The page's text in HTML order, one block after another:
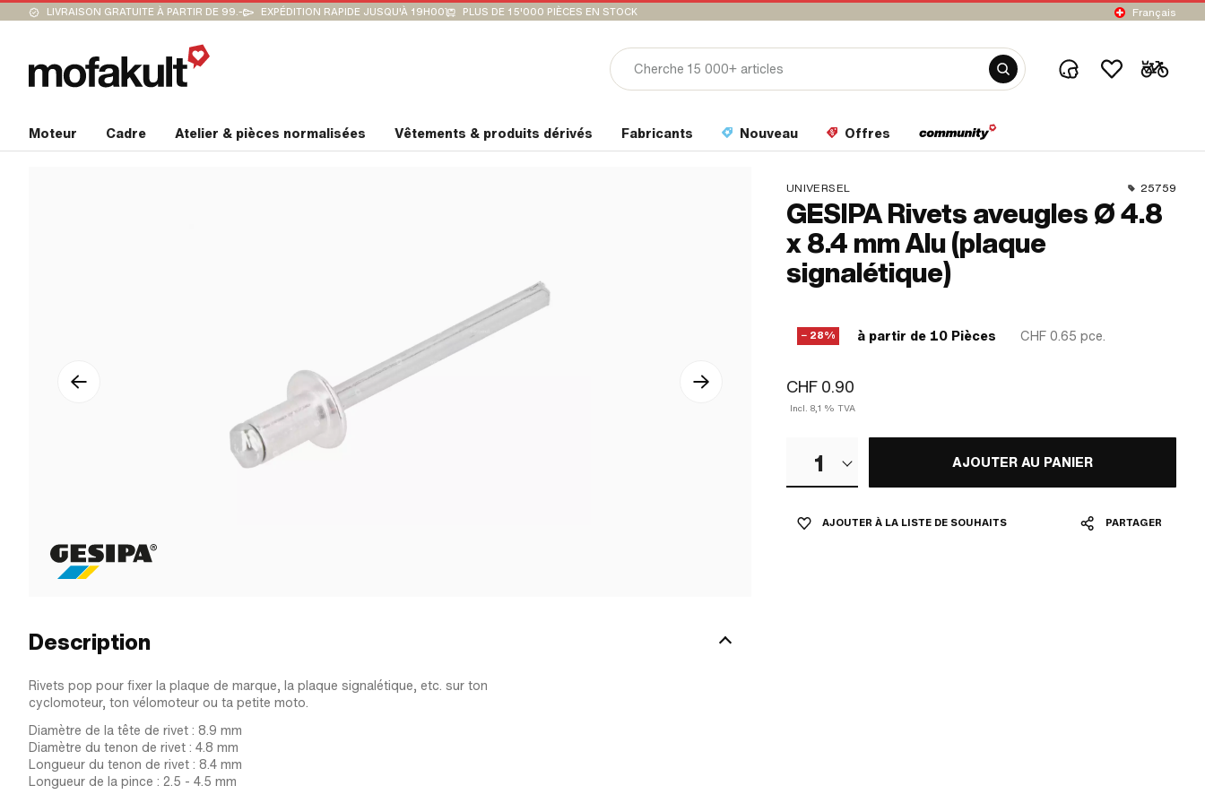
LIVRAISON GRATUITE À PARTIR DE 99.- EXPÉDITION RAPIDE JUSQU'À 19H00 PLUS DE 15'000 PIÈCES EN STOCK Français
Moteur Cadre Atelier & pièces normalisées Vêtements & produits dérivés Fabricants Nouveau Offres
UNIVERSEL 25759
GESIPA Rivets aveugles Ø 4.8
x 8.4 mm Alu (plaque
signalétique)
− 28% à partir de 10 Pièces CHF 0.65 pce.
CHF 0.90
Incl. 8,1 % TVA
1 AJOUTER AU PANIER
AJOUTER À LA LISTE DE SOUHAITS PARTAGER
Description
Rivets pop pour fixer la plaque de marque, la plaque signalétique, etc. sur ton
cyclomoteur, ton vélomoteur ou ta petite moto.
Diamètre de la tête de rivet : 8.9 mm
Diamètre du tenon de rivet : 4.8 mm
Longueur du tenon de rivet : 8.4 mm
Longueur de la pince : 2.5 - 4.5 mm